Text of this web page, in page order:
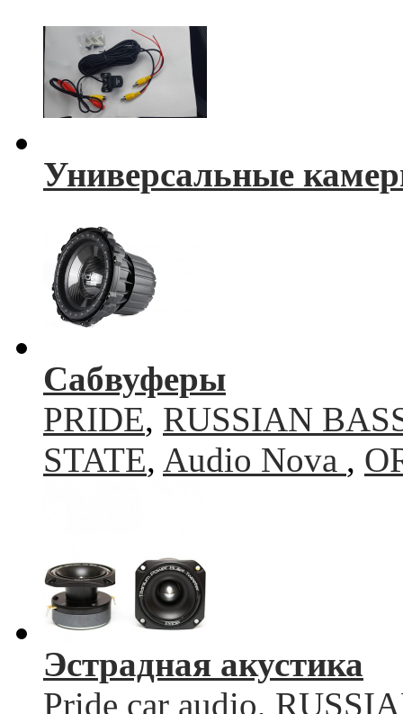
Универсальные
Сабвуферы
PRIDE, RUSSIAN
STATE, Audio Nova ,
Эстрадная акустика
Pride car audio,